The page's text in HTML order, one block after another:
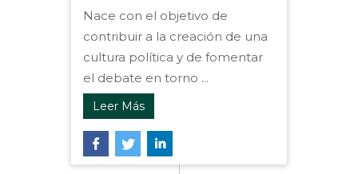
Nace con el objetivo de
contribuir a la creación de una
cultura política y de fomentar
el debate en torno ...
Leer Más